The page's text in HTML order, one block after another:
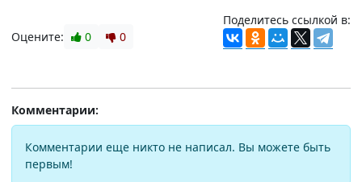
Оцените: 0 0
Поделитесь ссылкой в:
Комментарии:
Комментарии еще никто не написал. Вы можете быть
первым!